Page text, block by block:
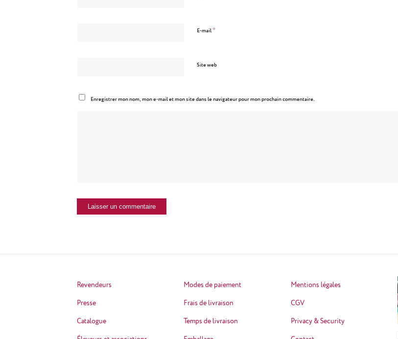
E-mail *
Site web
Enregistrer mon nom, mon e-mail et mon site dans le navigateur pour mon prochain commentaire.
Revendeurs
Presse
Catalogue
Modes de paiement
Frais de livraison
Temps de livraison
Mentions légales
CGV
Privacy & Security